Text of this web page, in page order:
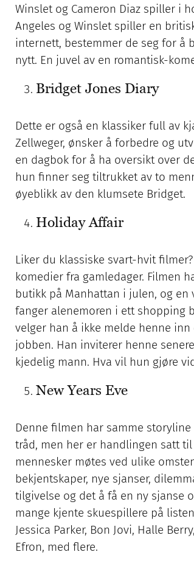
Winslet og Cameron Diaz spiller i
Angeles og Winslet spiller en
internett, bestemmer de seg for å
nytt. En juvel av en romantisk-
Bridget Jones Diary
Dette er også en klassiker full av
Zellweger, ønsker å forbedre og
en dagbok for å ha oversikt over
hun finner seg tiltrukket av to
øyeblikk av den klumsete Bridget.
Holiday Affair
Liker du klassiske svart-hvit
komedier fra gamledager. Filmen
butikk på Manhattan i julen, og
fanger alenemoren i ett shopping
velger han å ikke melde henne
jobben. Han inviterer henne
kjedelig mann. Hva vil hun gjøre
New Years Eve
Denne filmen har samme
tråd, men her er handlingen satt
mennesker møtes ved ulike
bekjentskaper, nye sjanser,
tilgivelse og det å få en ny sjanse
mange kjente skuespillere på
Jessica Parker, Bon Jovi, Halle
Efron, med flere.